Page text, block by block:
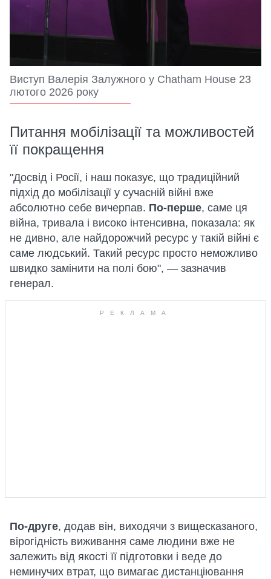
Виступ Валерія Залужного у Chatham House 23
лютого 2026 року
Питання мобілізації та можливостей
її покращення
"Досвід і Росії, і наш показує, що традиційний
підхід до мобілізації у сучасній війні вже
абсолютно себе вичерпав. По-перше, саме ця
війна, тривала і високо інтенсивна, показала: як
не дивно, але найдорожчий ресурс у такій війні є
саме людський. Такий ресурс просто неможливо
швидко замінити на полі бою", — зазначив
генерал.
По-друге, додав він, виходячи з вищесказаного,
вірогідність виживання саме людини вже не
залежить від якості її підготовки і веде до
неминучих втрат, що вимагає дистанціювання